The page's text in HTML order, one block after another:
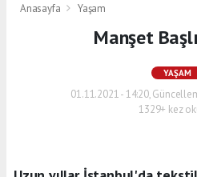
Anasayfa Yaşam
Manşet
YAŞAM
01.11.2021 - 14:20,
1329+ kez